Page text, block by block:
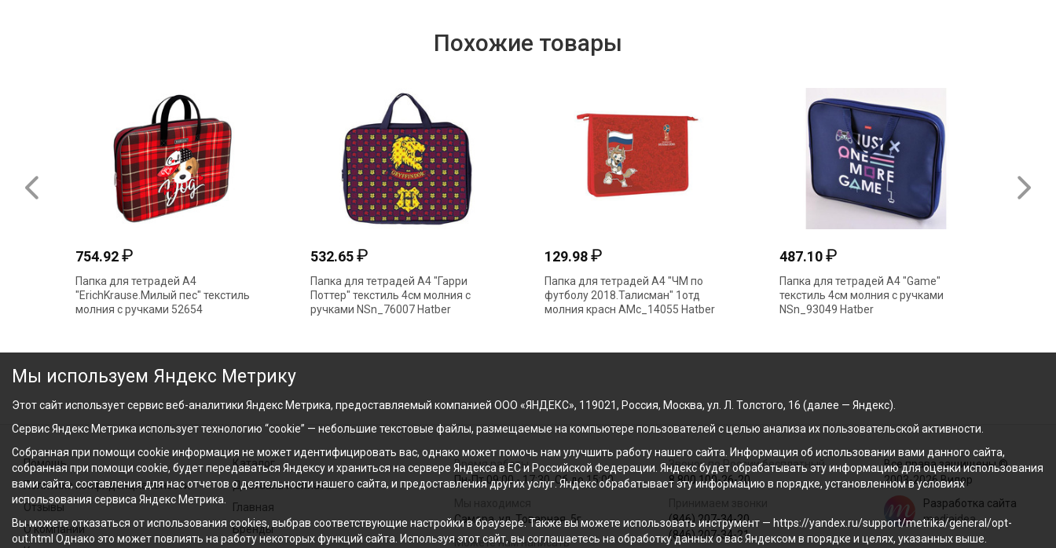
Похожие товары
754.92₽
Папка для тетрадей А4
"ErichKrause.Милый пес" текстиль
молния с ручками 52654
532.65₽
Папка для тетрадей А4 "Гарри
Поттер" текстиль 4см молния с
ручками NSn_76007 Hatber
129.98₽
Папка для тетрадей А4 "ЧМ по
футболу 2018.Талисман" 1отд
молния красн AMc_14055 Hatber
487.10₽
Папка для тетрадей А4 "Game"
текстиль 4см молния с ручками
NSn_93049 Hatber
Помощь
Политика конфиденциальности
Отзывы
О компании
Каталог
Доставка и оплата
Главная
Бренды
Время работы
Пн-Пт 09:00 - 17:30, Сб до 15:00
Самара, ул. Товарная, 5г
Можете нам написать
Звонок по России бесплатный
8 800 100-26-20
(846) 207-34-20
(846) 207-34-21
Все права защищены ©
2003-2026 Вилор
Разработка сайта
mediaidea
Мы используем Яндекс Метрику
Этот сайт использует сервис веб-аналитики Яндекс Метрика, предоставляемый компанией ООО «ЯНДЕКС», 119021, Россия, Москва, ул. Л. Толстого, 16 (далее — Яндекс).
Сервис Яндекс Метрика использует технологию “cookie” — небольшие текстовые файлы, размещаемые на компьютере пользователей с целью анализа их пользовательской активности.
Собранная при помощи cookie информация не может идентифицировать вас, однако может помочь нам улучшить работу нашего сайта. Информация об использовании вами данного сайта,
собранная при помощи cookie, будет передаваться Яндексу и храниться на сервере Яндекса в ЕС и Российской Федерации. Яндекс будет обрабатывать эту информацию для оценки использования
вами сайта, составления для нас отчетов о деятельности нашего сайта, и предоставления других услуг. Яндекс обрабатывает эту информацию в порядке, установленном в условиях
использования сервиса Яндекс Метрика.
Вы можете отказаться от использования cookies, выбрав соответствующие настройки в браузере. Также вы можете использовать инструмент — https://yandex.ru/support/metrika/general/opt-
out.html Однако это может повлиять на работу некоторых функций сайта. Используя этот сайт, вы соглашаетесь на обработку данных о вас Яндексом в порядке и целях, указанных выше.